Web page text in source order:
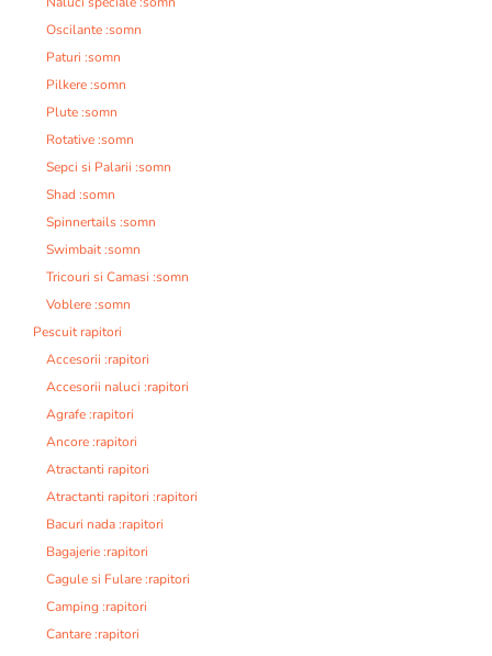
Oscilante :somn
Paturi :somn
Pilkere :somn
Plute :somn
Rotative :somn
Sepci si Palarii :somn
Shad :somn
Spinnertails :somn
Swimbait :somn
Tricouri si Camasi :somn
Voblere :somn
Pescuit rapitori
Accesorii :rapitori
Accesorii naluci :rapitori
Agrafe :rapitori
Ancore :rapitori
Atractanti rapitori
Atractanti rapitori :rapitori
Bacuri nada :rapitori
Bagajerie :rapitori
Cagule si Fulare :rapitori
Camping :rapitori
Cantare :rapitori